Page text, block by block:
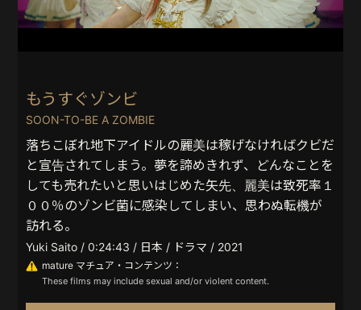
もうすぐゾンビ
SOON-TO-BE A ZOMBIE
落ちこぼれ地下アイドルの麗美は稼げなければクビだ
と宣告されてしまう。夢を諦めきれず、どんなことを
しても売れたいと思いはじめた矢先、麗美は致死率１
００％のゾンビ菌に感染してしまい、思わぬ転機が
訪れる。
Yuki Saito / 0:24:43 / 日本 / ドラマ / 2021
mature マチュア・コンテンツ：
These films may include sexual and/or violent content.